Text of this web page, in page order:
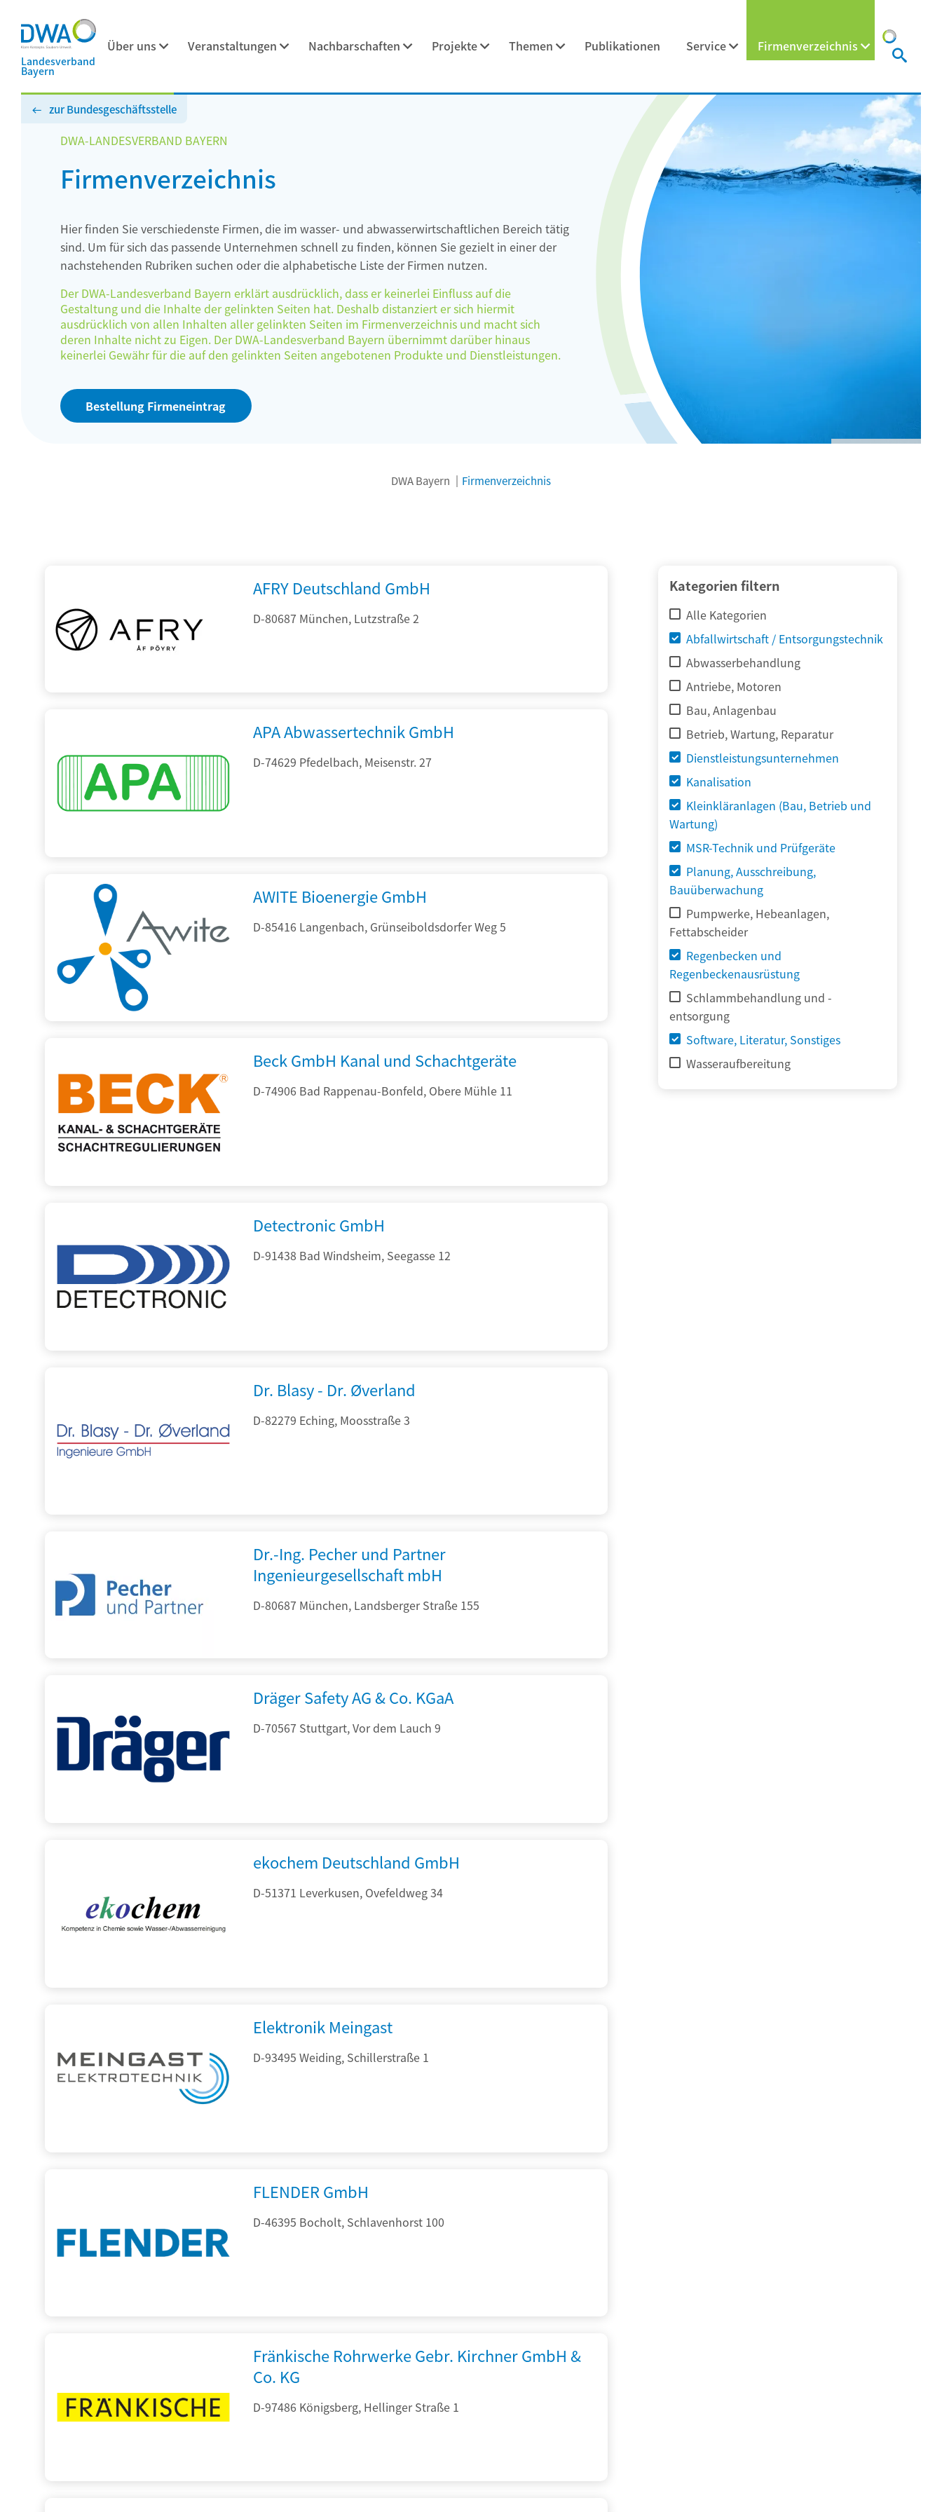
Landesverband
Bayern
Über uns Veranstaltungen Nachbarschaften Projekte Themen Publikationen Service Firmenverzeichnis
zur Bundesgeschäftsstelle
DWA-LANDESVERBAND BAYERN
Firmenverzeichnis
Hier finden Sie verschiedenste Firmen, die im wasser- und abwasserwirtschaftlichen Bereich tätig
sind. Um für sich das passende Unternehmen schnell zu finden, können Sie gezielt in einer der
nachstehenden Rubriken suchen oder die alphabetische Liste der Firmen nutzen.
Der DWA-Landesverband Bayern erklärt ausdrücklich, dass er keinerlei Einfluss auf die
Gestaltung und die Inhalte der gelinkten Seiten hat. Deshalb distanziert er sich hiermit
ausdrücklich von allen Inhalten aller gelinkten Seiten im Firmenverzeichnis und macht sich
deren Inhalte nicht zu Eigen. Der DWA-Landesverband Bayern übernimmt darüber hinaus
keinerlei Gewähr für die auf den gelinkten Seiten angebotenen Produkte und Dienstleistungen.
Bestellung Firmeneintrag
DWA Bayern Firmenverzeichnis
Kategorien filtern
Alle Kategorien
Abfallwirtschaft / Entsorgungstechnik
Abwasserbehandlung
Antriebe, Motoren
Bau, Anlagenbau
Betrieb, Wartung, Reparatur
Dienstleistungsunternehmen
Kanalisation
Kleinkläranlagen (Bau, Betrieb und
Wartung)
MSR-Technik und Prüfgeräte
Planung, Ausschreibung,
Bauüberwachung
Pumpwerke, Hebeanlagen,
Fettabscheider
Regenbecken und
Regenbeckenausrüstung
Schlammbehandlung und -
entsorgung
Software, Literatur, Sonstiges
Wasseraufbereitung
AFRY Deutschland GmbH
D-80687 München, Lutzstraße 2
APA Abwassertechnik GmbH
D-74629 Pfedelbach, Meisenstr. 27
AWITE Bioenergie GmbH
D-85416 Langenbach, Grünseiboldsdorfer Weg 5
Beck GmbH Kanal und Schachtgeräte
D-74906 Bad Rappenau-Bonfeld, Obere Mühle 11
Detectronic GmbH
D-91438 Bad Windsheim, Seegasse 12
Dr. Blasy - Dr. Øverland
D-82279 Eching, Moosstraße 3
Dr.-Ing. Pecher und Partner
Ingenieurgesellschaft mbH
D-80687 München, Landsberger Straße 155
Dräger Safety AG & Co. KGaA
D-70567 Stuttgart, Vor dem Lauch 9
ekochem Deutschland GmbH
D-51371 Leverkusen, Ovefeldweg 34
Elektronik Meingast
D-93495 Weiding, Schillerstraße 1
FLENDER GmbH
D-46395 Bocholt, Schlavenhorst 100
Fränkische Rohrwerke Gebr. Kirchner GmbH &
Co. KG
D-97486 Königsberg, Hellinger Straße 1